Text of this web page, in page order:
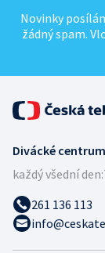
Novinky
žádný spam.